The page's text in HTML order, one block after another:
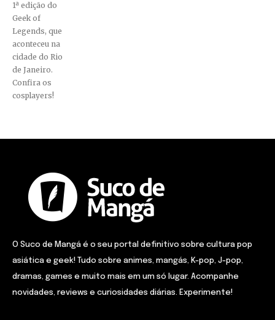
1ª edição do
Geek of
Legends, que
aconteceu na
cidade do Rio
de Janeiro.
Confira os
cosplayers!
O Suco de Mangá é o seu portal definitivo sobre cultura pop
asiática e geek! Tudo sobre animes, mangás, K-pop, J-pop,
dramas, games e muito mais em um só lugar. Acompanhe
novidades, reviews e curiosidades diárias. Experimente!